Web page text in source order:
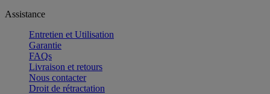
Assistance
Entretien et Utilisation
Garantie
FAQs
Livraison et retours
Nous contacter
Droit de rétractation